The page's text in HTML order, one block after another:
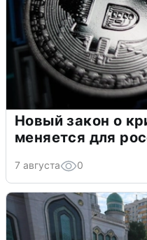
Новый закон о
меняется для
7 августа 0